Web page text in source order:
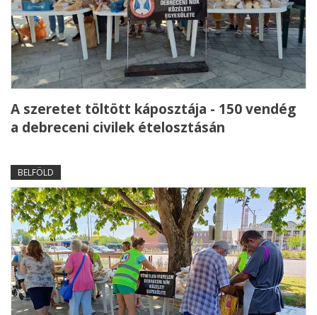
A szeretet töltött káposztája - 150 vendég
a debreceni civilek ételosztásán
BELFÖLD